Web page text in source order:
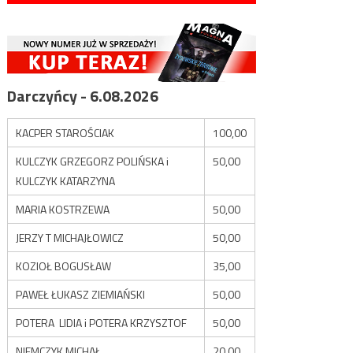
Darczyńcy - 6.08.2026
KACPER STAROŚCIAK
100,00
KULCZYK GRZEGORZ POLIŃSKA i
KULCZYK KATARZYNA
50,00
MARIA KOSTRZEWA
50,00
JERZY T MICHAJŁOWICZ
50,00
KOZIOŁ BOGUSŁAW
35,00
PAWEŁ ŁUKASZ ZIEMIAŃSKI
50,00
POTERA LIDIA i POTERA KRZYSZTOF
50,00